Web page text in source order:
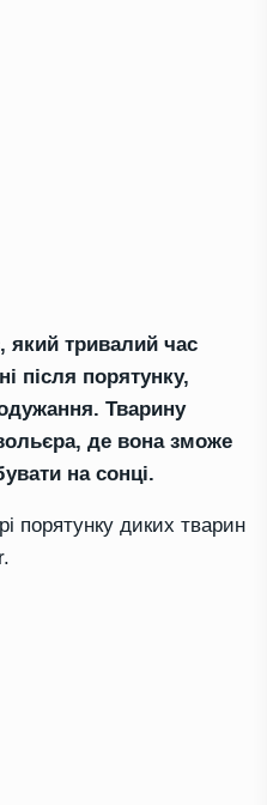
який тривалий час
після порятунку,
Тварину
де вона зможе
на сонці.
порятунку диких тварин